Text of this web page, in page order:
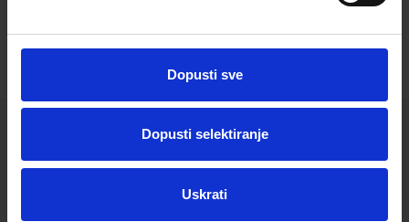
Dopusti sve
Dopusti selektiranje
Uskrati
Optical Express
uključujući pacijente s prezbiopijom i emetropijom).